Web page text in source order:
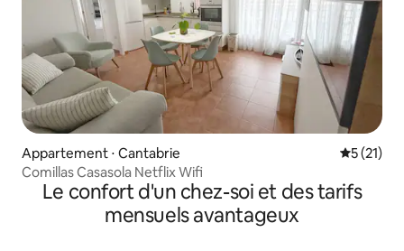
Appartement ⋅ Cantabrie
5 (21)
Comillas Casasola Netflix Wifi
Le confort d'un chez-soi et des tarifs
mensuels avantageux